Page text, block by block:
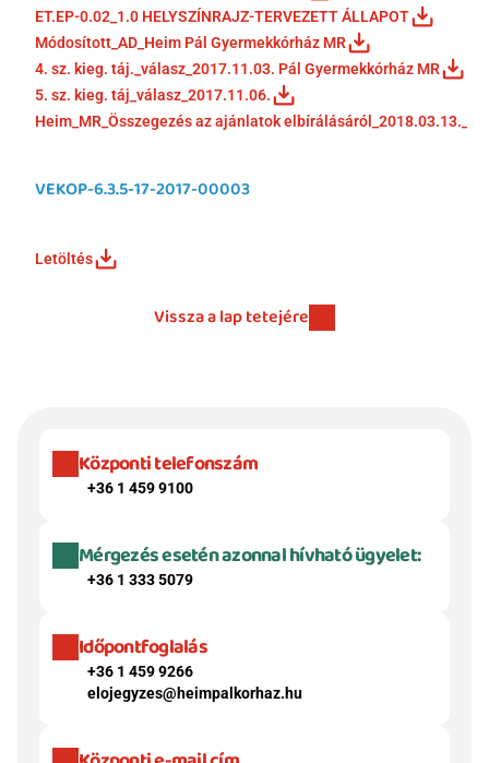
ET.EP-0.02_1.0 HELYSZÍNRAJZ-TERVEZETT ÁLLAPOT
Módosított_AD_Heim Pál Gyermekkórház MR
4. sz. kieg. táj._válasz_2017.11.03. Pál Gyermekkórház MR
5. sz. kieg. táj_válasz_2017.11.06.
Heim_MR_Összegezés az ajánlatok
VEKOP-6.3.5-17-2017-00003
Letöltés
Vissza a lap tetejére
Központi telefonszám
+36 1 459 9100
Mérgezés esetén azonnal hívható ügyelet:
+36 1 333 5079
Időpontfoglalás
+36 1 459 9266
elojegyzes@heimpalkorhaz.hu